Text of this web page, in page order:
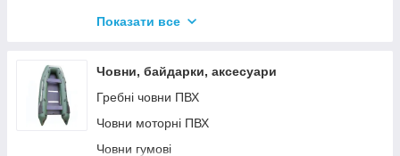
Вольтметры
Показати все
Човни, байдарки, аксесуари
Гребні човни ПВХ
Човни моторні ПВХ
Човни гумові